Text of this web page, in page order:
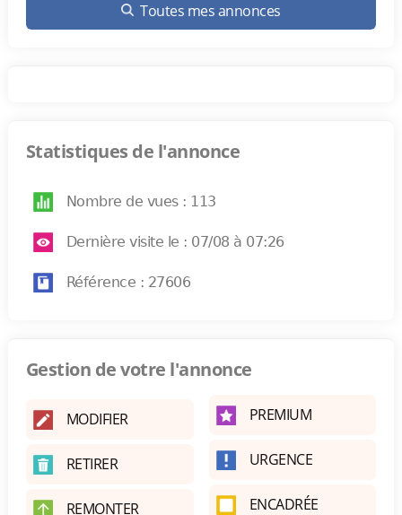
Toutes mes annonces
Statistiques de l'annonce
Nombre de vues : 113
Dernière visite le : 07/08 à 07:26
Référence : 27606
Gestion de votre l'annonce
MODIFIER
RETIRER
REMONTER
PREMIUM
URGENCE
ENCADRÉE